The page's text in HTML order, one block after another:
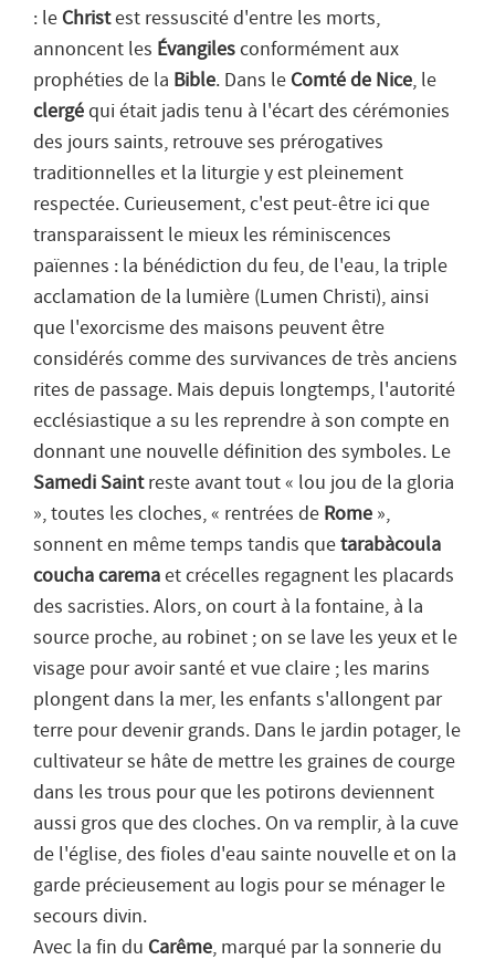
: le Christest ressuscité d'entre les morts,
annoncent les Évangiles conformément aux
prophéties de la Bible. Dans le Comté de Nice, le
clergé qui était jadis tenu à l'écart des cérémonies
des jours saints, retrouve ses prérogatives
traditionnelles et la liturgie y est pleinement
respectée. Curieusement, c'est peut-être ici que
transparaissent le mieux les réminiscences
païennes : la bénédiction du feu, de l'eau, la triple
acclamation de la lumière (Lumen Christi), ainsi
que l'exorcisme des maisons peuvent être
considérés comme des survivances de très anciens
rites de passage. Mais depuis longtemps, l'autorité
ecclésiastique a su les reprendre à son compte en
donnant une nouvelle définition des symboles. Le
Samedi Saintreste avant tout « lou jou de la gloria
», toutes les cloches, « rentrées de Rome »,
sonnent en même temps tandis que tarabàcoula
coucha carema et crécelles regagnent les placards
des sacristies. Alors, on court à la fontaine, à la
source proche, au robinet ; on se lave les yeux et le
visage pour avoir santé et vue claire ; les marins
plongent dans la mer, les enfants s'allongent par
terre pour devenir grands. Dans le jardin potager, le
cultivateur se hâte de mettre les graines de courge
dans les trous pour que les potirons deviennent
aussi gros que des cloches. On va remplir, à la cuve
de l'église, des fioles d'eau sainte nouvelle et on la
garde précieusement au logis pour se ménager le
secours divin.
Avec la fin du Carême, marqué par la sonnerie du